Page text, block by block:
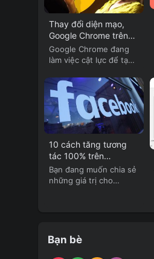
Thay đổi diện mạo,
Google Chrome trên
Android cập nhật
nhiều tính năng mới
Google Chrome đang
làm việc cật lực để tạo
10 cách tăng tương
tác 100% trên
Facebook
Bạn đang muốn chia sẻ
những giá trị cho
Bạn bè